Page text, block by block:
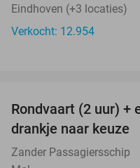
Eindhoven (+3 locaties)
Verkocht: 12.954
TODAY
Rondvaart (2 uur) +
drankje naar keuze
Zander Passagiersschip